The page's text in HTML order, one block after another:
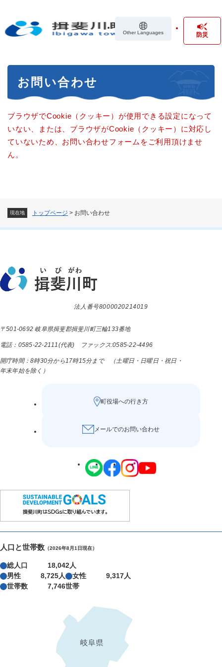
の
Other Languages 防災
現在地 トップページ > お問い合わせ
お問い合わせ
ブラウザでCookie（クッキー）が使用できる設定になって
いない、または、ブラウザがCookie（クッキー）に対応し
ていないため、お問い合わせフォームをご利用頂けませ
ん。
法人番号8000020214019
〒501-0692 岐阜県揖斐郡揖斐川町三輪133番地
電話：0585-22-2111(代表) ファックス:0585-22-4496
開庁時間：8時30分から17時15分まで （土曜日・日曜日・祝日・
年末年始を除く）
町役場への行き方
メールでのお問い合わせ
人口と世帯数 （2026年8月1日現在）
総人口
18,042人
男性
8,725人 女性
9,317人
世帯数
7,746世帯